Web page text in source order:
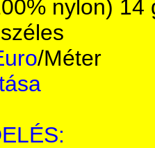
nylon) 14
/Méter